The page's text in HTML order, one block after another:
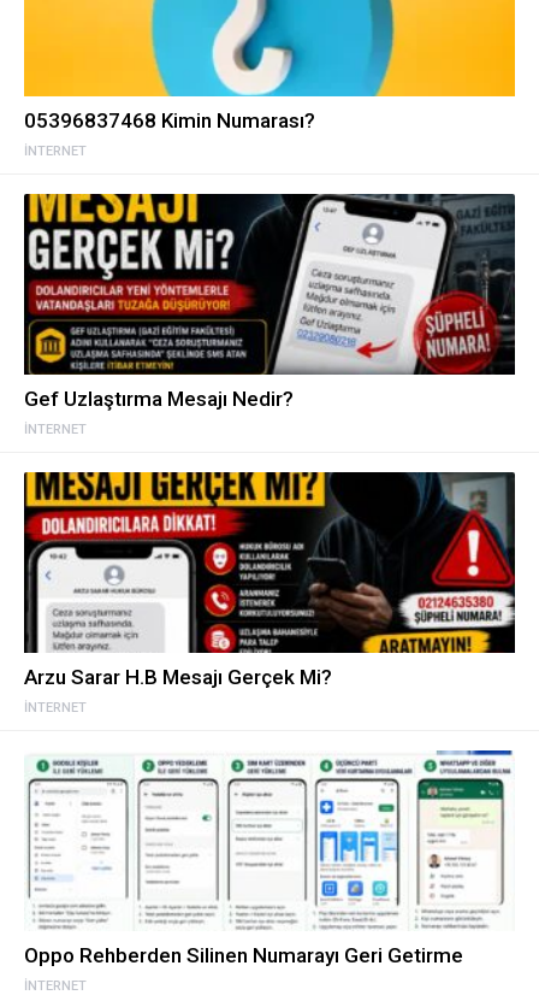
İNTERNET
05396837468 Kimin Numarası?
İNTERNET
Gef Uzlaştırma Mesajı Nedir?
İNTERNET
Arzu Sarar H.B Mesajı Gerçek Mi?
İNTERNET
Oppo Rehberden Silinen Numarayı Geri Getirme